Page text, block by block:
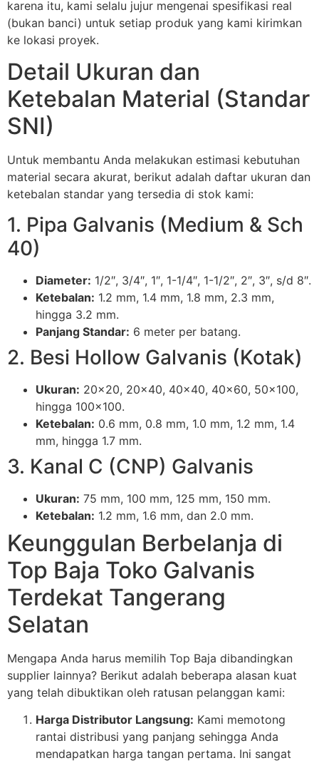
karena itu, kami selalu jujur mengenai spesifikasi real
(bukan banci) untuk setiap produk yang kami kirimkan
ke lokasi proyek.
Detail Ukuran dan
Ketebalan Material (Standar
SNI)
Untuk membantu Anda melakukan estimasi kebutuhan
material secara akurat, berikut adalah daftar ukuran dan
ketebalan standar yang tersedia di stok kami:
1. Pipa Galvanis (Medium & Sch
40)
Diameter: 1/2″, 3/4″, 1″, 1-1/4″, 1-1/2″, 2″, 3″, s/d 8″.
Ketebalan: 1.2 mm, 1.4 mm, 1.8 mm, 2.3 mm,
hingga 3.2 mm.
Panjang Standar: 6 meter per batang.
2. Besi Hollow Galvanis (Kotak)
Ukuran: 20×20, 20×40, 40×40, 40×60, 50×100,
hingga 100×100.
Ketebalan: 0.6 mm, 0.8 mm, 1.0 mm, 1.2 mm, 1.4
mm, hingga 1.7 mm.
3. Kanal C (CNP) Galvanis
Ukuran: 75 mm, 100 mm, 125 mm, 150 mm.
Ketebalan: 1.2 mm, 1.6 mm, dan 2.0 mm.
Keunggulan Berbelanja di
Top Baja Toko Galvanis
Terdekat Tangerang
Selatan
Mengapa Anda harus memilih Top Baja dibandingkan
supplier lainnya? Berikut adalah beberapa alasan kuat
yang telah dibuktikan oleh ratusan pelanggan kami:
Harga Distributor Langsung: Kami memotong
rantai distribusi yang panjang sehingga Anda
mendapatkan harga tangan pertama. Ini sangat